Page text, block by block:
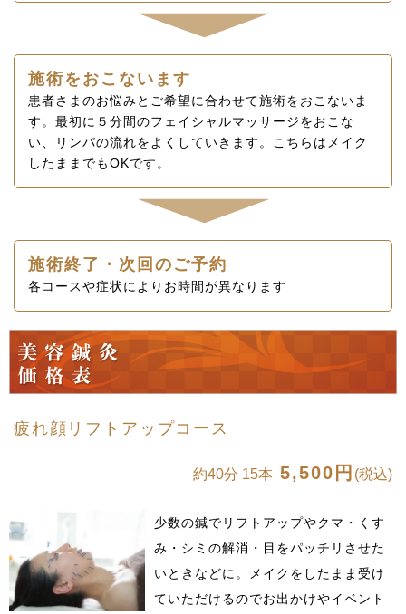
施術をおこないます
患者さまのお悩みとご希望に合わせて施術をおこないま
す。最初に５分間のフェイシャルマッサージをおこな
い、リンパの流れをよくしていきます。こちらはメイク
したままでもOKです。
施術終了・次回のご予約
各コースや症状によりお時間が異なります
疲れ顔リフトアップコース
約40分 15本 5,500円 (税込)
少数の鍼でリフトアップやクマ・くす
み・シミの解消・目をパッチリさせた
いときなどに。メイクをしたまま受け
ていただけるのでお出かけやイベント